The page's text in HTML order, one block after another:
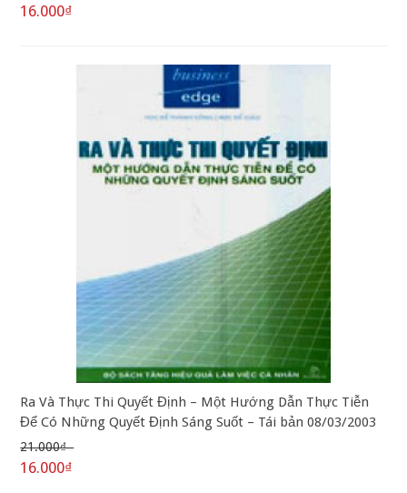
16.000₫
Ra Và Thực Thi Quyết Định – Một Hướng Dẫn Thực Tiễn
Để Có Những Quyết Định Sáng Suốt – Tái bản 08/03/2003
21.000₫
16.000₫